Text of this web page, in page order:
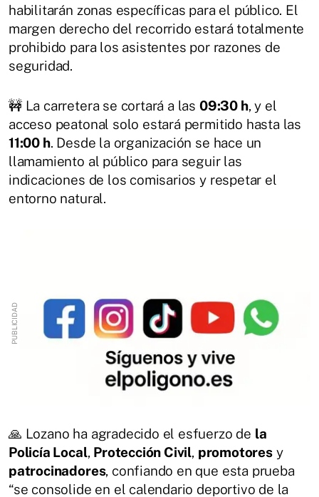
habilitarán zonas específicas para el público. El
margen derecho del recorrido estará totalmente
prohibido para los asistentes por razones de
seguridad.
🚧 La carretera se cortará a las 09:30 h, y el
acceso peatonal solo estará permitido hasta las
11:00 h. Desde la organización se hace un
llamamiento al público para seguir las
indicaciones de los comisarios y respetar el
entorno natural.
🙏 Lozano ha agradecido el esfuerzo de la
Policía Local, Protección Civil, promotoresy
patrocinadores, confiando en que esta prueba
“se consolide en el calendario deportivo de la